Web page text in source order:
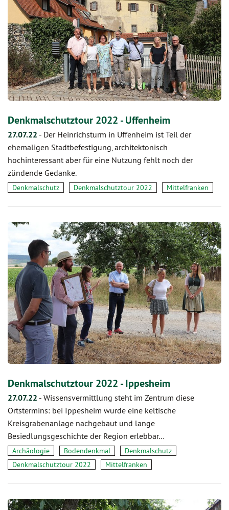
Denkmalschutztour 2022 - Uffenheim
27.07.22 - Der Heinrichsturm in Uffenheim ist Teil der
ehemaligen Stadtbefestigung, architektonisch
hochinteressant aber für eine Nutzung fehlt noch der
zündende Gedanke.
Denkmalschutz Denkmalschutztour 2022 Mittelfranken
Denkmalschutztour 2022 - Ippesheim
27.07.22 - Wissensvermittlung steht im Zentrum diese
Ortstermins: bei Ippesheim wurde eine keltische
Kreisgrabenanlage nachgebaut und lange
Besiedlungsgeschichte der Region erlebbar…
Archäologie Bodendenkmal
Denkmalschutz
Denkmalschutztour 2022
Mittelfranken